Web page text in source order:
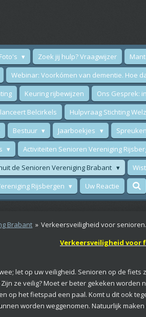
Foto's Zoek jij hulp? Vraagwijzer
Webinar: Voorkómen van dementie. Hoe
Keuring rijbewijzen
Ons Gesprek:
Belcirkels
Hulpvraag Stichting
Bestuur Jaarboekjes
Activiteiten Senioren Vereniging
de Senioren Vereniging Brabant
Rijsbergen
Uw Reactie
Brabant » Verkeersveiligheid voor senioren.
Verkeersveiligheid voor
let op uw veiligheid. Senioren op de
ze veilig? Moet er beter gekeken
op het fietspad een paal. Komt u dit ook
worden weggenomen. Natuurlijk